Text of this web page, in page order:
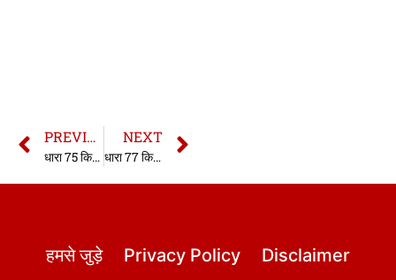
PREVIOUS
धारा 75 किशोर न्याय अधिनियम 2015 | Section 75 JJ Act 2015 in hindi| Section 75 Juvenile Justice Act 2015 in hindi
NEXT
धारा 77 किशोर न्याय अधिनियम 2015 | Section 77 JJ Act in hindi 2015 | Section 77 Juvenile Justice Act 2015 in hindi
हमसे जुड़े Privacy Policy
Disclaimer